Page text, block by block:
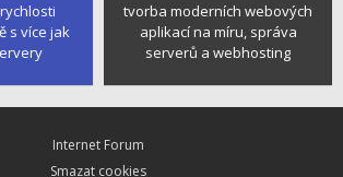
s více jak
tvorba moderních webových
aplikací na míru, správa
serverů a webhosting
Internet Forum
Smazat cookies